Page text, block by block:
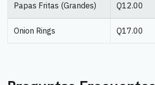
Papas Fritas (Grandes) Q12.00
Onion Rings Q17.00